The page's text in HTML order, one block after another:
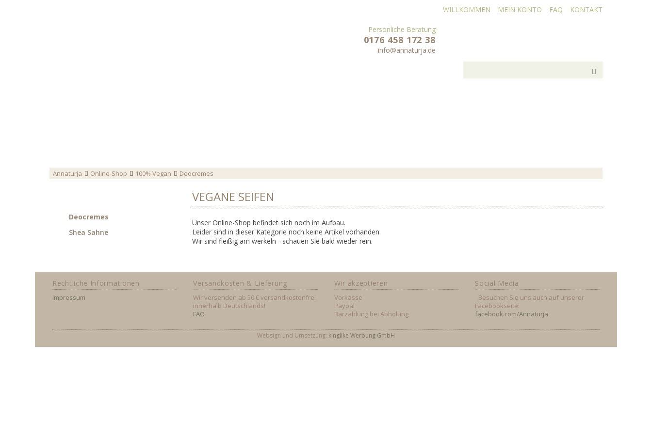
WILLKOMMEN MEIN KONTO FAQ KONTAKT
Persönliche Beratung
0176 458 172 38
info@annaturja.de
Annaturja Online-Shop 100% Vegan Deocremes
Deocremes
Shea Sahne
VEGANE SEIFEN
Unser Online-Shop befindet sich noch im Aufbau.
Leider sind in dieser Kategorie noch keine Artikel vorhanden.
Wir sind fleißig am werkeln - schauen Sie bald wieder rein.
Rechtliche Informationen
Impressum
Versandkosten & Lieferung
Wir versenden ab 50 € versandkostenfrei
innerhalb Deutschlands!
FAQ
Wir akzeptieren
Vorkasse
Paypal
Barzahlung bei Abholung
Social Media
Besuchen Sie uns auch auf unserer
Facebookseite:
facebook.com/Annaturja
Websign und Umsetzung: kinglike Werbung GmbH